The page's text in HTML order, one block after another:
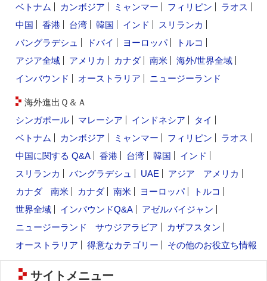
ベトナム
カンボジア ミャンマー フィリピン
ラオス
中国
香港 台湾 韓国 インド
スリランカ
バングラデシュ
ドバイ ヨーロッパ
トルコ
アジア全域
アメリカ カナダ 南米
海外/世界全域
インバウンド
オーストラリア ニュージーランド
海外進出Ｑ＆Ａ
シンガポール
マレーシア インドネシア
タイ
ベトナム
カンボジア ミャンマー フィリピン
ラオス
中国に関する Q&A
香港 台湾 韓国
インド
スリランカ
バングラデシュ UAE アジア
アメリカ
カナダ
南米 カナダ 南米 ヨーロッパ
トルコ
世界全域
インバウンドQ&A
アゼルバイジャン
ニュージーランド
サウジアラビア
カザフスタン
オーストラリア
得意なカテゴリー その他のお役立ち情報
サイトメニュー